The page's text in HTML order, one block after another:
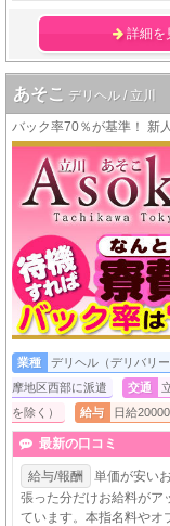
詳細を
あそこ デリヘル / 立川
業種 デリヘル（デリバリー
摩地区西部に派遣
交通
を除く）
給与 日給
最新の口コミ
給与/報酬
単価が安い
張った分だけお給料がア
ています。本指名料やオ